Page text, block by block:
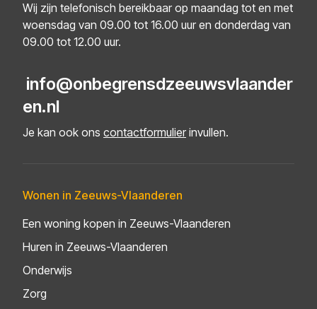
Wij zijn telefonisch bereikbaar op maandag tot en met
woensdag van 09.00 tot 16.00 uur en donderdag van
09.00 tot 12.00 uur.
info@onbegrensdzeeuwsvlaander
en.nl
Je kan ook ons contactformulier invullen.
Wonen in Zeeuws-Vlaanderen
Een woning kopen in Zeeuws-Vlaanderen
Huren in Zeeuws-Vlaanderen
Onderwijs
Zorg